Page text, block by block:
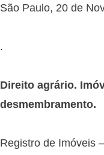
São Paulo, 20 de
.
Direito agrário.
desmembramento.
Registro de Imóveis